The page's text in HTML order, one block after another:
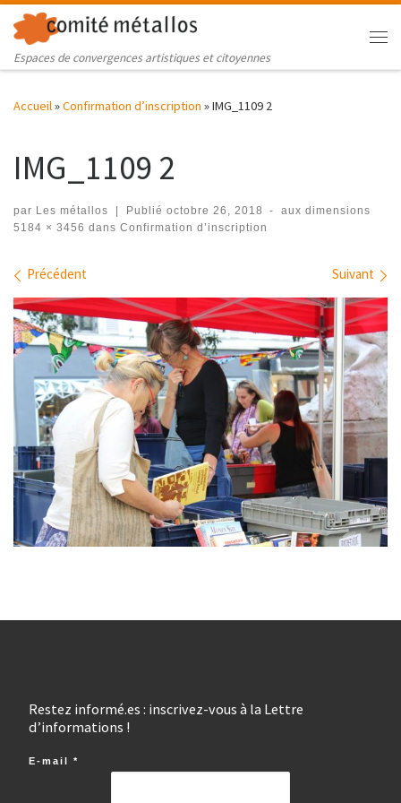
Skip to content
Espaces de convergences artistiques et citoyennes
Accueil»Confirmation d’inscription »IMG_1109 2
IMG_1109 2
par Les métallos | Publié octobre 26, 2018 -
aux dimensions
5184 × 3456 dans Confirmation d’inscription
Navigation des images
Précédent Suivant
Restez informé.es : inscrivez-vous à la Lettre
d’informations !
E-mail *